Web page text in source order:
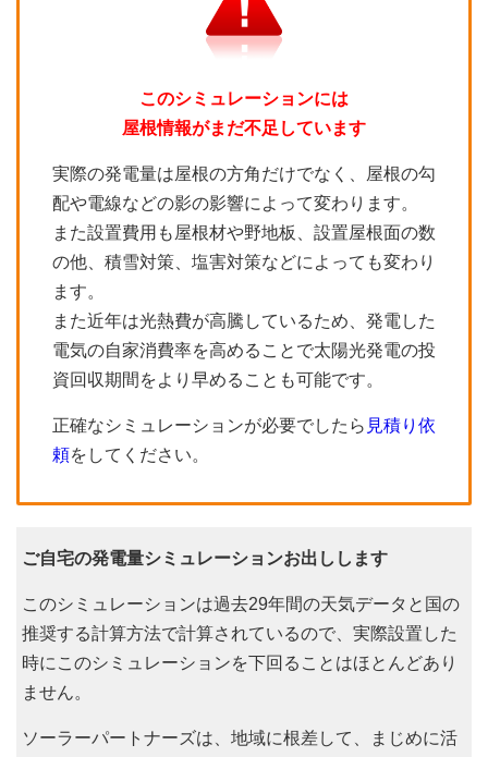
このシミュレーションには
屋根情報がまだ不足しています
実際の発電量は屋根の方角だけでなく、屋根の勾
配や電線などの影の影響によって変わります。
また設置費用も屋根材や野地板、設置屋根面の数
の他、積雪対策、塩害対策などによっても変わり
ます。
また近年は光熱費が高騰しているため、発電した
電気の自家消費率を高めることで太陽光発電の投
資回収期間をより早めることも可能です。
正確なシミュレーションが必要でしたら 見積り依
頼をしてください。
ご自宅の発電量シミュレーションお出しします
このシミュレーションは過去29年間の天気データと国の
推奨する計算方法で計算されているので、実際設置した
時にこのシミュレーションを下回ることはほとんどあり
ません。
ソーラーパートナーズは、地域に根差して、まじめに活